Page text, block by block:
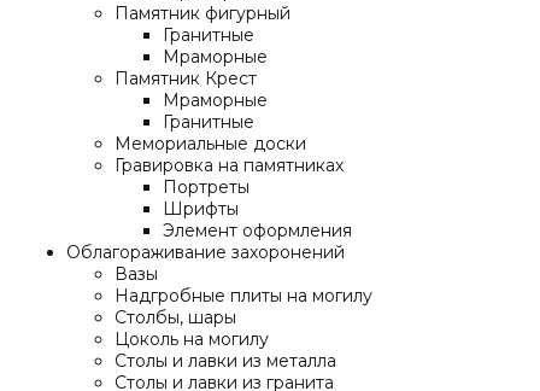
Памятник фигурный
Гранитные
Мраморные
Памятник Крест
Мраморные
Гранитные
Мемориальные доски
Гравировка на памятниках
Портреты
Шрифты
Элемент оформления
Облагораживание захоронений
Вазы
Надгробные плиты на могилу
Столбы, шары
Цоколь на могилу
Столы и лавки из металла
Столы и лавки из гранита